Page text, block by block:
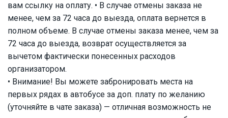
вам ссылку на оплату. • В случае отмены заказа не
менее, чем за 72 часа до выезда, оплата вернется в
полном объеме. В случае отмены заказа менее, чем за
72 часа до выезда, возврат осуществляется за
вычетом фактически понесенных расходов
организатором.
• Внимание! Вы можете забронировать места на
первых рядах в автобусе за доп. плату по желанию
(уточняйте в чате заказа) — отличная возможность не